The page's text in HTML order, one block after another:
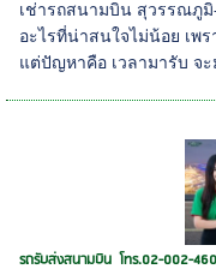
เช่ารถสนามบิน สุวรรณภู
อะไรที่น่าสนใจไม่น้อย เพ
แต่ปัญหาคือ เวลามารับ จ
รถรับส่งสนามบิน โทร.02-002-